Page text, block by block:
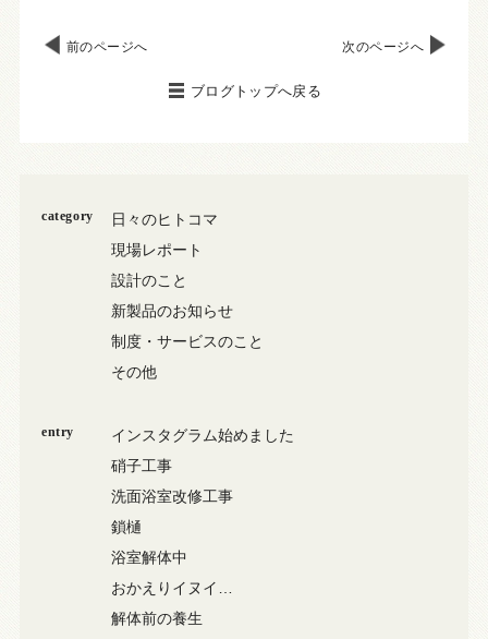
前のページへ 次のページへ
ブログトップへ戻る
category
日々のヒトコマ
現場レポート
設計のこと
新製品のお知らせ
制度・サービスのこと
その他
entry
インスタグラム始めました
硝子工事
洗面浴室改修工事
鎖樋
浴室解体中
おかえりイヌイ…
解体前の養生